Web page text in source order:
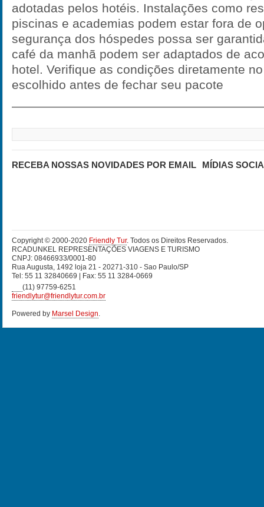
adotadas pelos hotéis. Instalações como
piscinas e academias podem estar fora de
segurança dos hóspedes possa ser
café da manhã podem ser adaptados de
hotel. Verifique as condições diretamente
escolhido antes de fechar seu pacote
RECEBA NOSSAS NOVIDADES POR EMAIL MÍDIAS
Copyright © 2000-2020 Friendly Tur. Todos os Direitos Reservados.
RCADUNKEL REPRESENTAÇÕES VIAGENS E TURISMO
CNPJ: 08466933/0001-80
Rua Augusta, 1492 loja 21 - 20271-310 - Sao Paulo/SP
Tel: 55 11 32840669 | Fax: 55 11 3284-0669
(11) 97759-6251
friendlytur@friendlytur.com.br
Powered by Marsel Design.